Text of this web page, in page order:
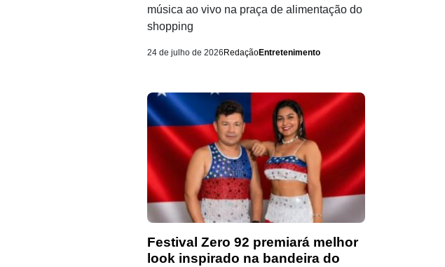
música ao vivo na praça de alimentação do
shopping
24 de julho de 2026 RedaçãoEntretenimento
Festival Zero 92 premiará melhor
look inspirado na bandeira do